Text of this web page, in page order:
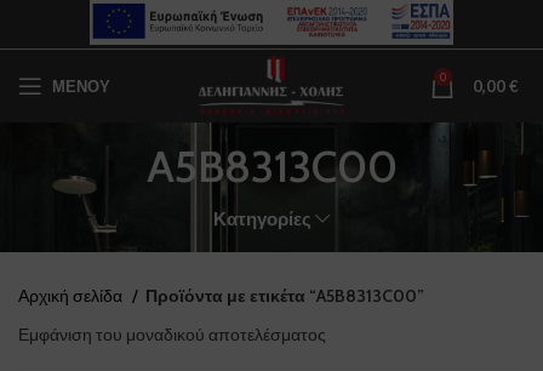
ΜΕΝΟΥ 0 0,00€
A5B8313C00
Κατηγορίες
Αρχική σελίδα
Προϊόντα με ετικέτα “A5B8313C00”
Εμφάνιση του μοναδικού αποτελέσματος